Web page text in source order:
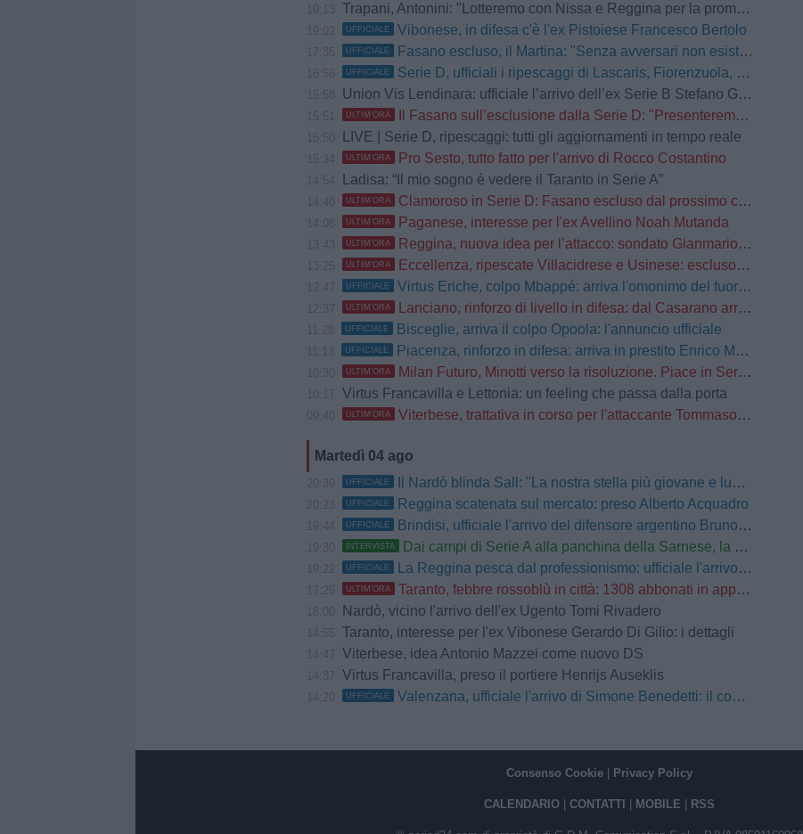
Trapani, Antonini: "Lotteremo con Nissa e Reggina per la promozione"
UFFICIALE Vibonese, in difesa c'è l'ex Pistoiese Francesco Bertolo
UFFICIALE Fasano escluso, il Martina: "Senza avversari non esistono grandi storie"
UFFICIALE Serie D, ufficiali i ripescaggi di Lascaris, Fiorenzuola, Castellanzese, Grassina, Derthona e Tropical Coriano
Union Vis Lendinara: ufficiale l’arrivo dell’ex Serie B Stefano Giacomelli
ULTIM'ORA Il Fasano sull’esclusione dalla Serie D: "Presenteremo ricorso d’urgenza”
LIVE | Serie D, ripescaggi: tutti gli aggiornamenti in tempo reale
ULTIM'ORA Pro Sesto, tutto fatto per l'arrivo di Rocco Costantino
Ladisa: “Il mio sogno è vedere il Taranto in Serie A”
ULTIM'ORA Clamoroso in Serie D: Fasano escluso dal prossimo campionato
ULTIM'ORA Paganese, interesse per l'ex Avellino Noah Mutanda
ULTIM'ORA Reggina, nuova idea per l’attacco: sondato Gianmario Comi
ULTIM'ORA Eccellenza, ripescate Villacidrese e Usinese: escluso l'Olbia
UFFICIALE Virtus Eriche, colpo Mbappé: arriva l'omonimo del fuoriclasse del Real Madrid
ULTIM'ORA Lanciano, rinforzo di livello in difesa: dal Casarano arriva Alessio Barone
UFFICIALE Bisceglie, arriva il colpo Opoola: l'annuncio ufficiale
UFFICIALE Piacenza, rinforzo in difesa: arriva in prestito Enrico Manzi dal Torino
ULTIM'ORA Milan Futuro, Minotti verso la risoluzione. Piace in Serie C
Virtus Francavilla e Lettonia: un feeling che passa dalla porta
ULTIM'ORA Viterbese, trattativa in corso per l'attaccante Tommaso Busatto
Martedì 04 ago
UFFICIALE Il Nardò blinda Sall: "La nostra stella più giovane e luminosa sarà pronta a tornare a brillare"
UFFICIALE Reggina scatenata sul mercato: preso Alberto Acquadro
UFFICIALE Brindisi, ufficiale l'arrivo del difensore argentino Bruno Paladini
INTERVISTA Dai campi di Serie A alla panchina della Sarnese, la nuova vita di Schiattarella: "L'umiltà e il duro lavoro sono il mio credo"
UFFICIALE La Reggina pesca dal professionismo: ufficiale l'arrivo di Edoardo Lancini
ULTIM'ORA Taranto, febbre rossoblù in città: 1308 abbonati in appena 24 ore
Nardò, vicino l'arrivo dell'ex Ugento Tomi Rivadero
Taranto, interesse per l'ex Vibonese Gerardo Di Gilio: i dettagli
Viterbese, idea Antonio Mazzei come nuovo DS
Virtus Francavilla, preso il portiere Henrijs Auseklis
UFFICIALE Valenzana, ufficiale l'arrivo di Simone Benedetti: il comunicato
Consenso Cookie| Privacy Policy
CALENDARIO| CONTATTI MOBILE RSS